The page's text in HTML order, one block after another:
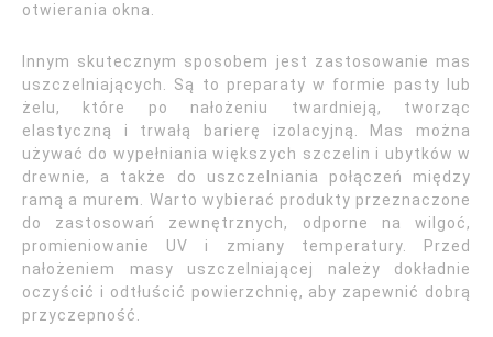
otwierania okna.
Innym skutecznym sposobem jest zastosowanie mas
uszczelniających. Są to preparaty w formie pasty lub
żelu, które po nałożeniu twardnieją, tworząc
elastyczną i trwałą barierę izolacyjną. Mas można
używać do wypełniania większych szczelin i ubytków w
drewnie, a także do uszczelniania połączeń między
ramą a murem. Warto wybierać produkty przeznaczone
do zastosowań zewnętrznych, odporne na wilgoć,
promieniowanie UV i zmiany temperatury. Przed
nałożeniem masy uszczelniającej należy dokładnie
oczyścić i odtłuścić powierzchnię, aby zapewnić dobrą
przyczepność.